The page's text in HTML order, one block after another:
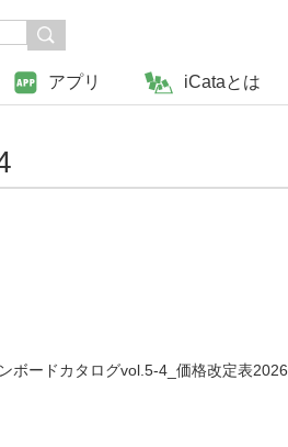
アプリ iCataとは
ボードカタログvol.5-4_価格改定表